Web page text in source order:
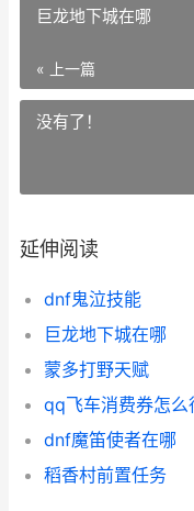
巨龙地下城在哪
« 上一篇
没有了！
延伸阅读
dnf鬼泣技能
巨龙地下城在哪
蒙多打野天赋
qq飞车消费券怎么
dnf魔笛使者在哪
稻香村前置任务